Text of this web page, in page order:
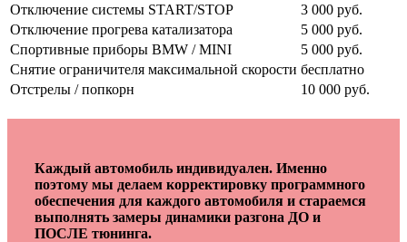
Отключение системы START/STOP
3 000 руб.
Отключение прогрева катализатора
5 000 руб.
Спортивные приборы BMW / MINI
5 000 руб.
Снятие ограничителя максимальной скорости бесплатно
Отстрелы / попкорн
10 000 руб.
Каждый автомобиль индивидуален. Именно
поэтому мы делаем корректировку программного
обеспечения для каждого автомобиля и стараемся
выполнять замеры динамики разгона ДО и
ПОСЛЕ тюнинга.